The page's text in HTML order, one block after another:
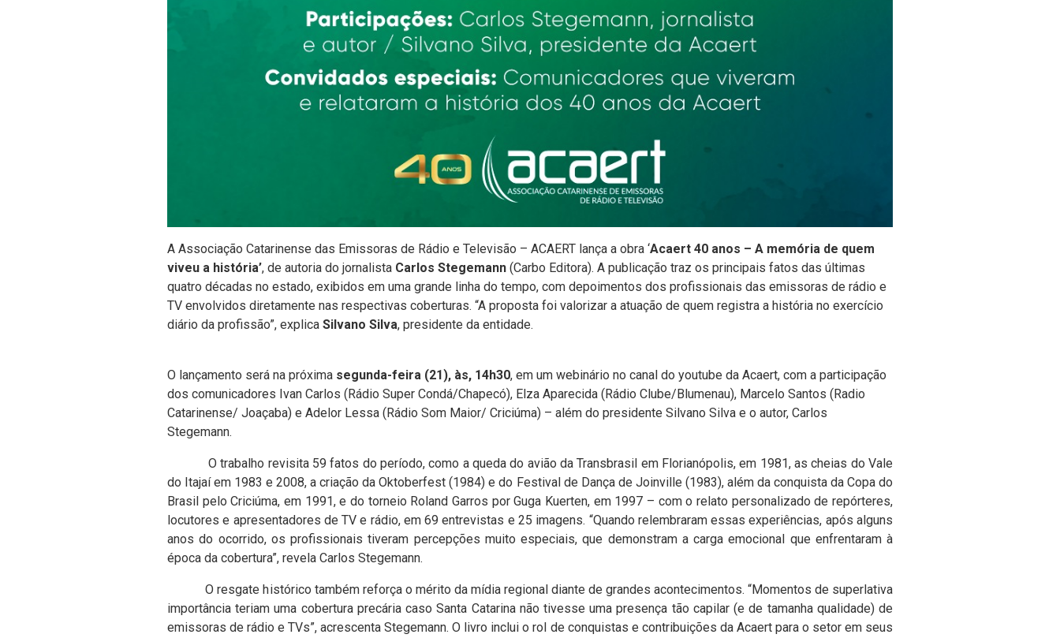
A Associação Catarinense das Emissoras de Rádio e Televisão – ACAERT lança a obra ‘Acaert 40 anos – A memória de quem
viveu a história’, de autoria do jornalista Carlos Stegemann (Carbo Editora). A publicação traz os principais fatos das últimas
quatro décadas no estado, exibidos em uma grande linha do tempo, com depoimentos dos profissionais das emissoras de rádio e
TV envolvidos diretamente nas respectivas coberturas. “A proposta foi valorizar a atuação de quem registra a história no exercício
diário da profissão”, explica Silvano Silva, presidente da entidade.
O lançamento será na próxima segunda-feira (21), às, 14h30, em um webinário no canal do youtube da Acaert, com a participação
dos comunicadores Ivan Carlos (Rádio Super Condá/Chapecó), Elza Aparecida (Rádio Clube/Blumenau), Marcelo Santos (Radio
Catarinense/ Joaçaba) e Adelor Lessa (Rádio Som Maior/ Criciúma) – além do presidente Silvano Silva e o autor, Carlos
Stegemann.
O trabalho revisita 59 fatos do período, como a queda do avião da Transbrasil em Florianópolis, em 1981, as cheias do Vale
do Itajaí em 1983 e 2008, a criação da Oktoberfest (1984) e do Festival de Dança de Joinville (1983), além da conquista da Copa do
Brasil pelo Criciúma, em 1991, e do torneio Roland Garros por Guga Kuerten, em 1997 – com o relato personalizado de repórteres,
locutores e apresentadores de TV e rádio, em 69 entrevistas e 25 imagens. “Quando relembraram essas experiências, após alguns
anos do ocorrido, os profissionais tiveram percepções muito especiais, que demonstram a carga emocional que enfrentaram à
época da cobertura”, revela Carlos Stegemann.
O resgate histórico também reforça o mérito da mídia regional diante de grandes acontecimentos. “Momentos de superlativa
importância teriam uma cobertura precária caso Santa Catarina não tivesse uma presença tão capilar (e de tamanha qualidade) de
emissoras de rádio e TVs”, acrescenta Stegemann. O livro inclui o rol de conquistas e contribuições da Acaert para o setor em seus